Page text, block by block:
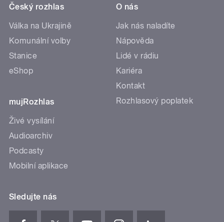
Český rozhlas
Válka na Ukrajině
Komunální volby
Stanice
eShop
mujRozhlas
Živé vysílání
Audioarchiv
Podcasty
Mobilní aplikace
O nás
Jak nás naladíte
Nápověda
Lidé v rádiu
Kariéra
Kontakt
Rozhlasový poplatek
Sledujte nás